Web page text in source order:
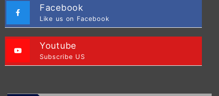
Facebook
Like us on Facebook
Youtube
Subscribe US